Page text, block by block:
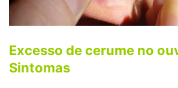
Excesso de cerume no
Sintomas